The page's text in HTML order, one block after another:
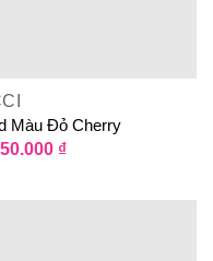
Màu Đỏ Cherry
₫